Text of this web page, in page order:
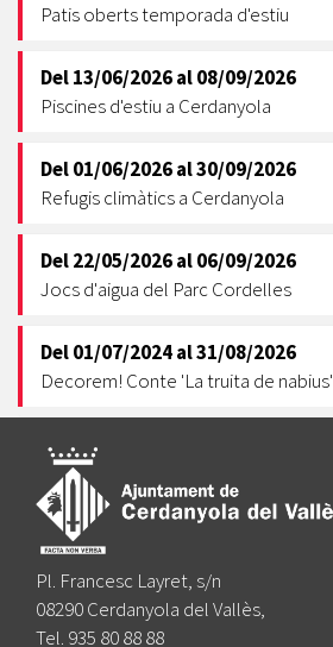
Patis oberts temporada d'estiu
Del13/06/2026al08/09/2026
Piscines d'estiu a Cerdanyola
Del01/06/2026al30/09/2026
Refugis climàtics a Cerdanyola
Del22/05/2026al06/09/2026
Jocs d'aigua del Parc Cordelles
Del01/07/2024al31/08/2026
Decorem! Conte 'La truita de nabius'
Pl. Francesc Layret, s/n
08290 Cerdanyola del Vallès,
Tel. 935 80 88 88